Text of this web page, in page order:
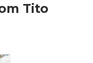
Tito